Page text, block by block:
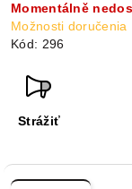
cena:
Momentálně
Možnosti doručenia
Kód: 296
Strážiť